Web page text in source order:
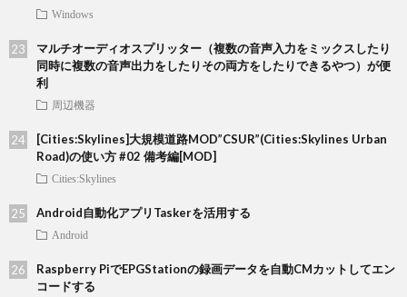
Windows
マルチオーディオスプリッター（複数の音声入力をミックスしたり
同時に複数の音声出力をしたりその両方をしたりできるやつ）が便
利
周辺機器
[Cities:Skylines]大規模道路MOD”CSUR”(Cities:Skylines Urban
Road)の使い方 #02 備考編[MOD]
Cities:Skylines
Android自動化アプリTaskerを活用する
Android
Raspberry PiでEPGStationの録画データを自動CMカットしてエン
コードする